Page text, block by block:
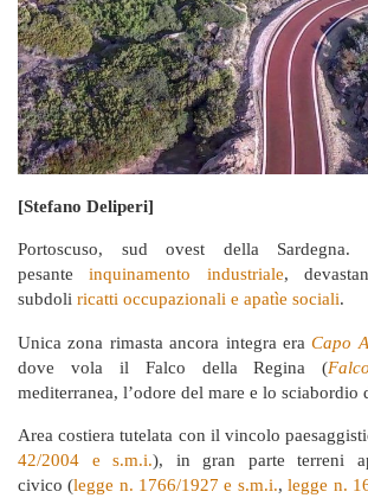
[Stefano Deliperi]
Portoscuso, sud ovest della
pesanteinquinamento industriale,
subdoli ricatti occupazionali e apatìe sociali.
Unica zona rimasta ancora integra eraCapo
dove vola il Falco della Regina (
mediterranea, l’odore del mare e lo sciabordio
Area costiera tutelata con il vincolo
42/2004 e s.m.i.), in gran parte terreni
civico (legge n. 1766/1927 e s.m.i.,legge n.